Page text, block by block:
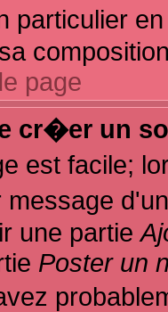
particulier
page
cr�er un
est facile;
une partie
Poster un